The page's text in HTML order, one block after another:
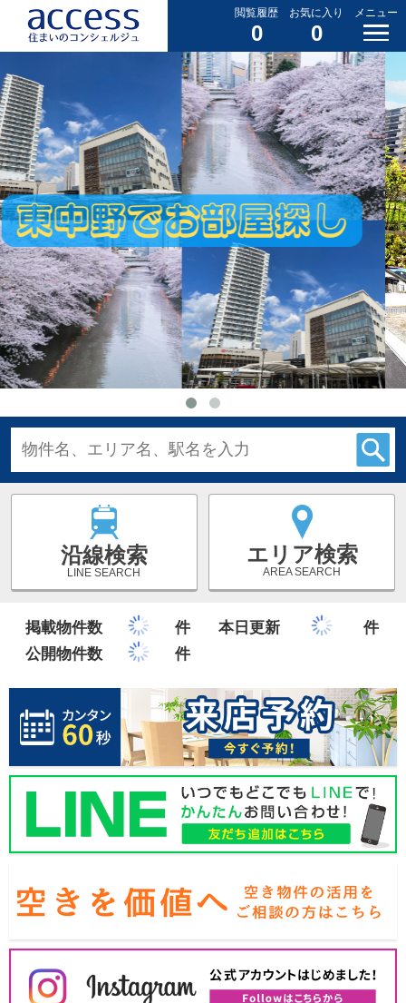
閲覧履歴
0
お気に入り
0
メニュー
沿線検索
LINE SEARCH
エリア検索
AREA SEARCH
掲載物件数 件 本日更新
件
公開物件数
件